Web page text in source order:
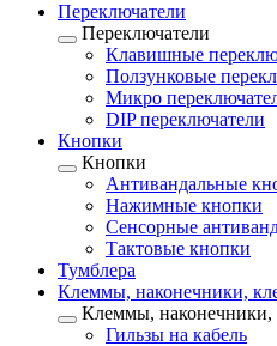
Переключатели
Переключатели
Клавишные
Ползунковые
Микро
DIP переключатели
Кнопки
Кнопки
Антивандальные
Нажимные кнопки
Сенсорные
Тактовые кнопки
Тумблера
Клеммы, наконечники,
Клеммы, наконечники,
Гильзы на кабель